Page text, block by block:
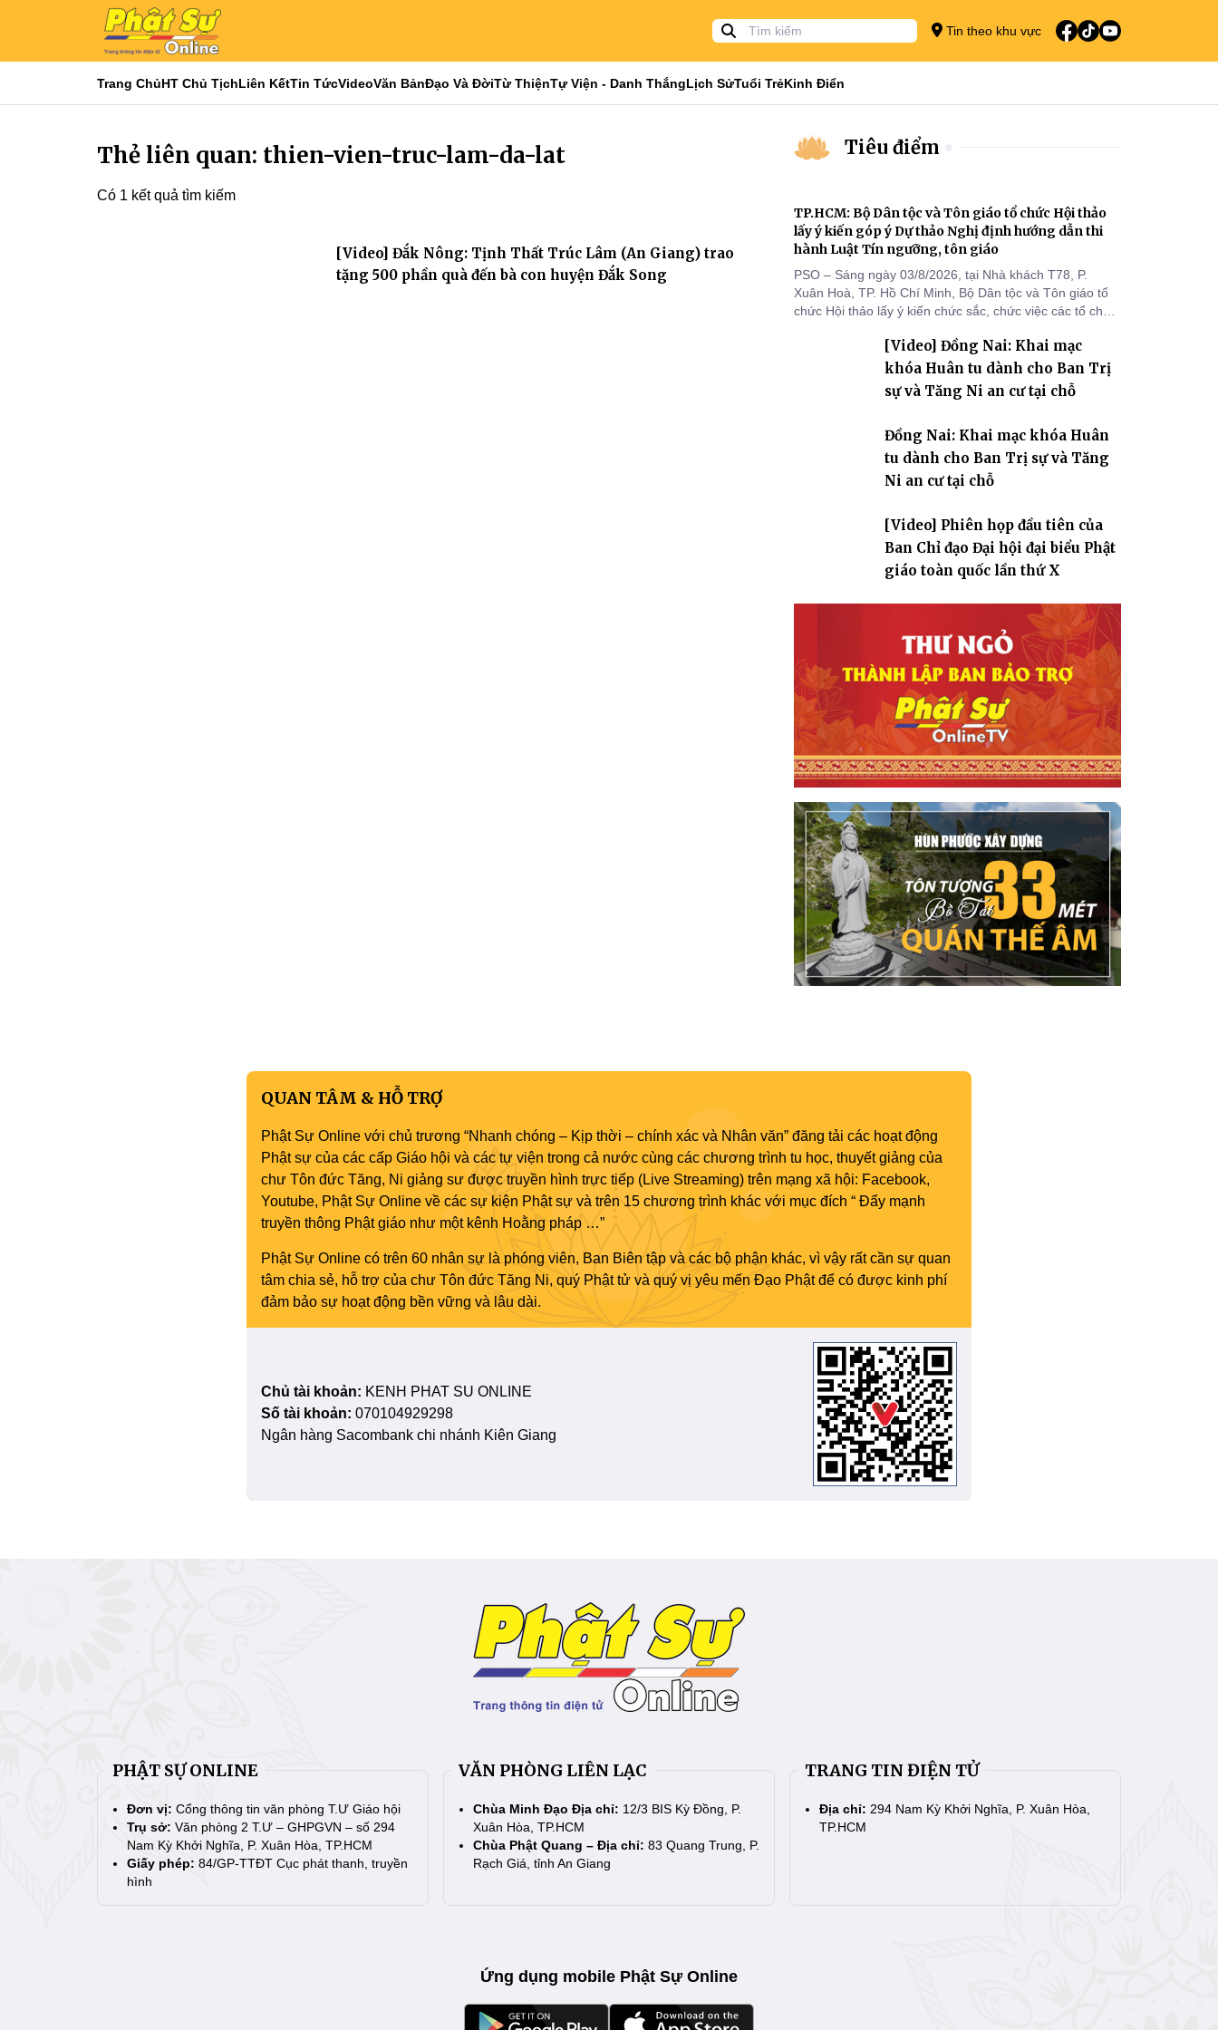
Tin theo khu vực
Trang ChủHT Chủ TịchLiên KếtTin TứcVideoVăn BảnĐạo Và ĐờiTừ ThiệnTự Viện - Danh ThắngLịch SửTuổi TrẻKinh Điển
Thẻ liên quan: thien-vien-truc-lam-da-lat
Có 1 kết quả tìm kiếm
[Video] Đắk Nông: Tịnh Thất Trúc Lâm (An Giang) trao
tặng 500 phần quà đến bà con huyện Đắk Song
Tiêu điểm
TP.HCM: Bộ Dân tộc và Tôn giáo tổ chức Hội thảo
lấy ý kiến góp ý Dự thảo Nghị định hướng dẫn thi
hành Luật Tín ngưỡng, tôn giáo
PSO – Sáng ngày 03/8/2026, tại Nhà khách T78, P.
Xuân Hoà, TP. Hồ Chí Minh, Bộ Dân tộc và Tôn giáo tổ
chức Hội thảo lấy ý kiến chức sắc, chức việc các tổ chức
các tỉnh, thành phố khu vực phía Nam nhằm góp ý hoàn
thiện hồ sơ Dự thảo Nghị định quy định chi tiết một số
điều và biện pháp để tổ chức
[Video] Đồng Nai: Khai mạc
khóa Huân tu dành cho Ban Trị
sự và Tăng Ni an cư tại chỗ
Đồng Nai: Khai mạc khóa Huân
tu dành cho Ban Trị sự và Tăng
Ni an cư tại chỗ
[Video] Phiên họp đầu tiên của
Ban Chỉ đạo Đại hội đại biểu Phật
giáo toàn quốc lần thứ X
QUAN TÂM & HỖ TRỢ
Phật Sự Online với chủ trương “Nhanh chóng – Kịp thời – chính xác và Nhân văn” đăng tải các hoạt động
Phật sự của các cấp Giáo hội và các tự viện trong cả nước cùng các chương trình tu học, thuyết giảng của
chư Tôn đức Tăng, Ni giảng sư được truyền hình trực tiếp (Live Streaming) trên mạng xã hội: Facebook,
Youtube, Phật Sự Online về các sự kiện Phật sự và trên 15 chương trình khác với mục đích “ Đẩy mạnh
truyền thông Phật giáo như một kênh Hoằng pháp …”
Phật Sự Online có trên 60 nhân sự là phóng viên, Ban Biên tập và các bộ phận khác, vì vậy rất cần sự quan
tâm chia sẻ, hỗ trợ của chư Tôn đức Tăng Ni, quý Phật tử và quý vị yêu mến Đạo Phật để có được kinh phí
đảm bảo sự hoạt động bền vững và lâu dài.
Chủ tài khoản: KENH PHAT SU ONLINE
Số tài khoản: 070104929298
Ngân hàng Sacombank chi nhánh Kiên Giang
PHẬT SỰ ONLINE
Đơn vị: Cổng thông tin văn phòng T.Ư Giáo hội
Trụ sở: Văn phòng 2 T.Ư – GHPGVN – số 294
Nam Kỳ Khởi Nghĩa, P. Xuân Hòa, TP.HCM
Giấy phép: 84/GP-TTĐT Cục phát thanh, truyền
hình
VĂN PHÒNG LIÊN LẠC
Chùa Minh Đạo Địa chỉ: 12/3 BIS Kỳ Đồng, P.
Xuân Hòa, TP.HCM
Chùa Phật Quang – Địa chỉ: 83 Quang Trung, P.
Rạch Giá, tỉnh An Giang
TRANG TIN ĐIỆN TỬ
Địa chỉ: 294 Nam Kỳ Khởi Nghĩa, P. Xuân Hòa,
TP.HCM
Ứng dụng mobile Phật Sự Online